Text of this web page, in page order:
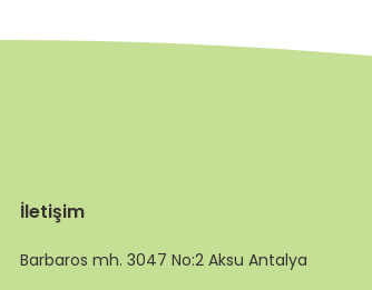
İletişim
Barbaros mh. 3047 No:2 Aksu Antalya